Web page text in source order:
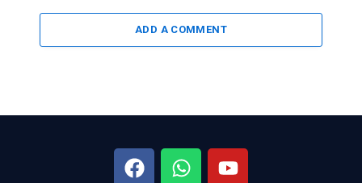
ADD A COMMENT